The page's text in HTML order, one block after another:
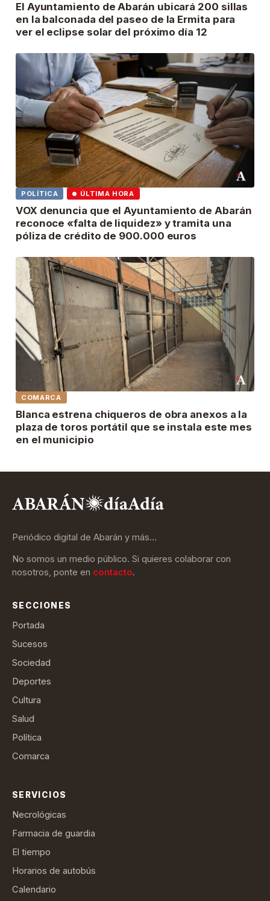
El Ayuntamiento de Abarán ubicará 200 sillas
en la balconada del paseo de la Ermita para
ver el eclipse solar del próximo día 12
POLÍTICA ÚLTIMA HORA
VOX denuncia que el Ayuntamiento de Abarán
reconoce «falta de liquidez» y tramita una
póliza de crédito de 900.000 euros
COMARCA
Blanca estrena chiqueros de obra anexos a la
plaza de toros portátil que se instala este mes
en el municipio
Periódico digital de Abarán y más…
No somos un medio público. Si quieres colaborar con
nosotros, ponte en contacto.
SECCIONES
Portada
Sucesos
Sociedad
Deportes
Cultura
Salud
Política
Comarca
SERVICIOS
Necrológicas
Farmacia de guardia
El tiempo
Horarios de autobús
Calendario